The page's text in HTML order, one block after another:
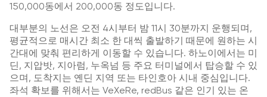
150,000동에서 200,000동 정도입니다.
대부분의 노선은 오전 4시부터 밤 11시 30분까지 운행되며,
평균적으로 매시간 최소 한 대씩 출발하기 때문에 원하는 시
간대에 맞춰 편리하게 이동할 수 있습니다. 하노이에서는 미
딘, 지압밧, 지아럼, 누옥넘 등 주요 터미널에서 탑승할 수 있
으며, 도착지는 옌딘 지역 또는 타인호아 시내 중심입니다.
좌석 확보를 위해서는 VeXeRe, redBus 같은 인기 있는 온